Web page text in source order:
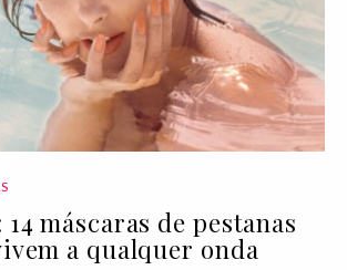
máscaras de pestanas
a qualquer onda